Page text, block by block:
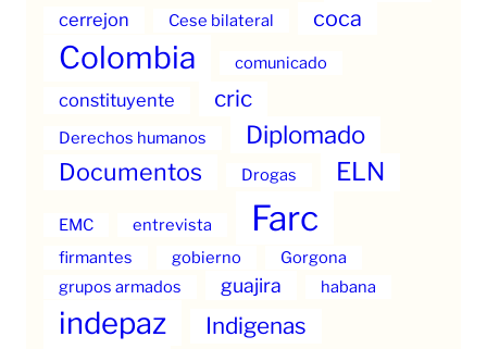
cerrejon Cese bilateral coca
Colombia comunicado
constituyente cric
Derechos humanos Diplomado
Documentos Drogas ELN
EMC entrevista Farc
firmantes gobierno
Gorgona
grupos armados
guajira habana
indepaz Indigenas